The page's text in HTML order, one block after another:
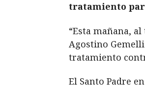
tratamiento
“Esta mañana,
Agostino
tratamiento
El Santo Padre